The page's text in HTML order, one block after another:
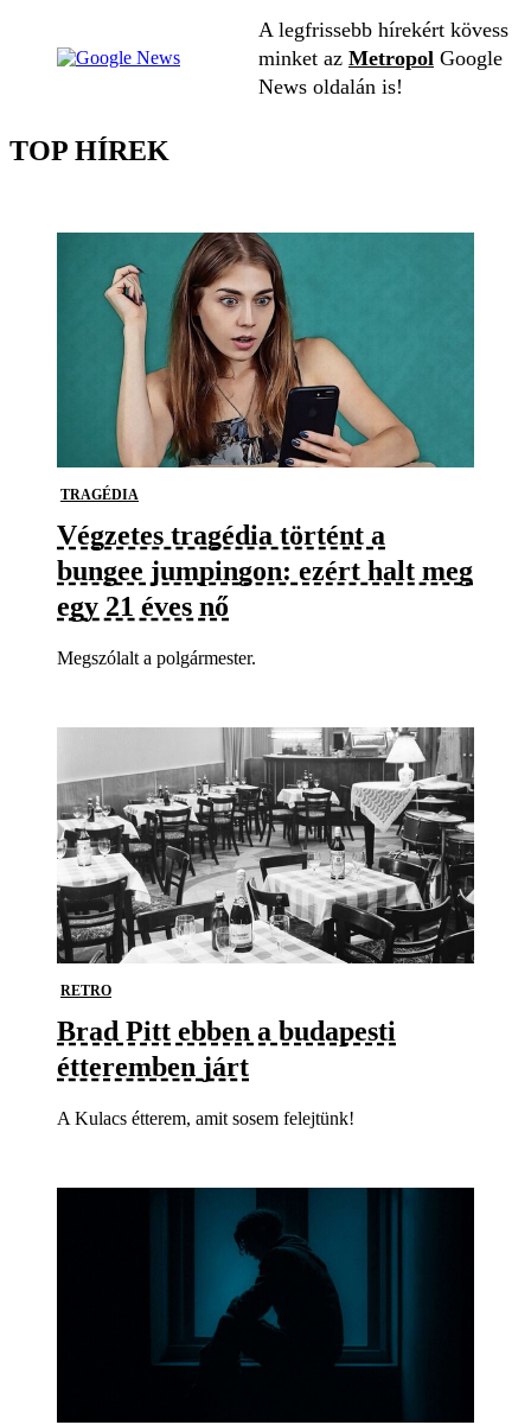
A legfrissebb hírekért kövess
minket az Metropol Google
News oldalán is!
TOP HÍREK
TRAGÉDIA
Végzetes tragédia történt a
bungee jumpingon: ezért halt meg
egy 21 éves nő
Megszólalt a polgármester.
RETRO
Brad Pitt ebben a budapesti
étteremben járt
A Kulacs étterem, amit sosem felejtünk!